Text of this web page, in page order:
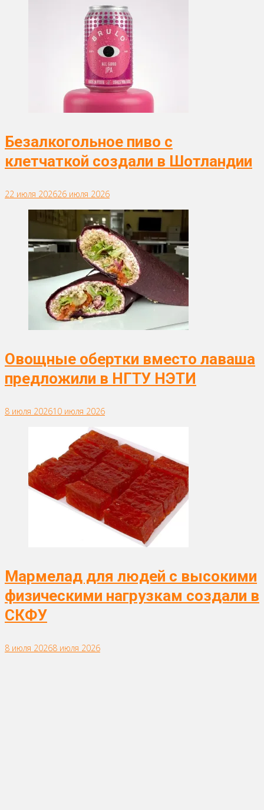
Безалкогольное пиво с
клетчаткой создали в Шотландии
22 июля 202626 июля 2026
Овощные обертки вместо лаваша
предложили в НГТУ НЭТИ
8 июля 202610 июля 2026
Мармелад для людей с высокими
физическими нагрузкам создали в
СКФУ
8 июля 20268 июля 2026